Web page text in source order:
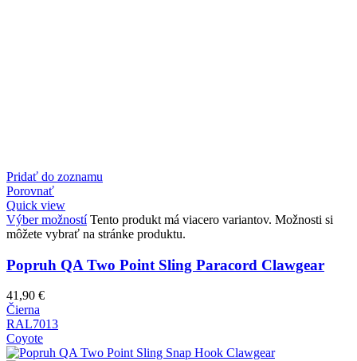
Pridať do zoznamu
Porovnať
Quick view
Výber možností Tento produkt má viacero variantov. Možnosti si
môžete vybrať na stránke produktu.
Popruh QA Two Point Sling Paracord Clawgear
41,90 €
Čierna
RAL7013
Coyote